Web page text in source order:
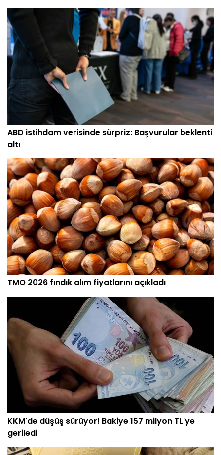
ABD istihdam verisinde sürpriz: Başvurular beklenti
altı
TMO 2026 fındık alım fiyatlarını açıkladı
KKM'de düşüş sürüyor! Bakiye 157 milyon TL'ye
geriledi